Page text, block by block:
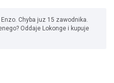
Chyba juz 15 zawodnika.
Oddaje Lokonge i kupuje